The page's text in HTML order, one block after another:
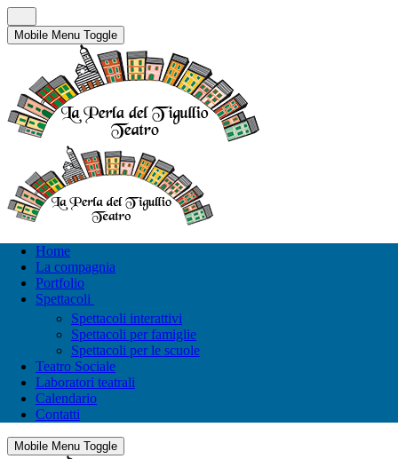
Mobile Menu Toggle
Home
La compagnia
Portfolio
Spettacoli
Spettacoli interattivi
Spettacoli per famiglie
Spettacoli per le scuole
Teatro Sociale
Laboratori teatrali
Calendario
Contatti
Mobile Menu Toggle